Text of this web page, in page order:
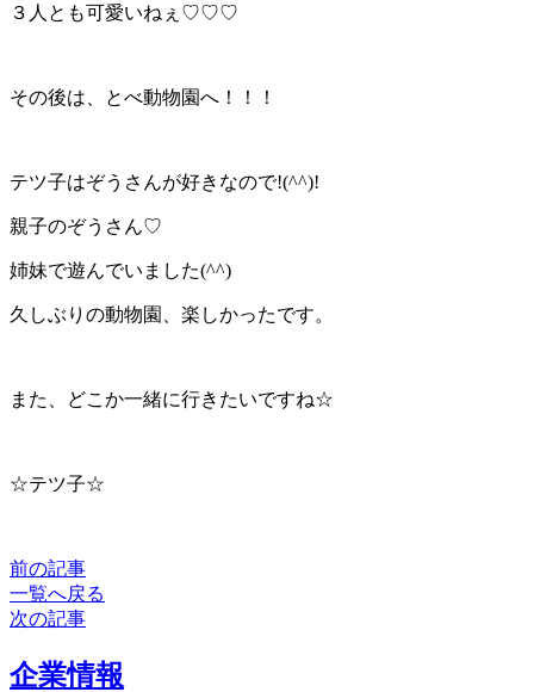
３人とも可愛いねぇ♡♡♡
その後は、とべ動物園へ！！！
テツ子はぞうさんが好きなので!(^^)!
親子のぞうさん♡
姉妹で遊んでいました(^^)
久しぶりの動物園、楽しかったです。
また、どこか一緒に行きたいですね☆
☆テツ子☆
前の記事
一覧へ戻る
次の記事
企業情報